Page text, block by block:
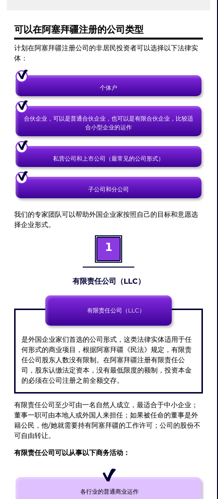
可以在阿塞拜疆注册的公司类型
计划在阿塞拜疆注册公司的非居民投资者可以选择以下法律实
体：
个体户
合伙企业，可以是普通合伙企业，也可以是有限合伙企业，比较适
合小型企业的运作
私营公司和上市公司（最常见的公司形式）
子公司和分公司
我们的专家团队可以帮助外国企业家按照自己的目标和意愿选
择企业形式。
1
有限责任公司（LLC）
有限责任公司（LLC）
是外国企业家们首选的公司形式，这类法律实体适用于任
何形式的商业项目，根据阿塞拜疆《民法》规定，有限责
任公司股东人数没有限制。在阿塞拜疆注册有限责任公
司，股东认缴法定资本，没有最低限度的额制，投资本金
的必须在公司注册之前全额交存。
有限责任公司至少可由一名自然人成立，最适合于中小企业；
董事一职可由本地人或外国人来担任；如果被任命的董事是外
籍公民，他/她就需要持有阿塞拜疆的工作许可；公司的股份不
可自由转让。
有限责任公司可以从事以下商务活动：
各行业的普通商业运作